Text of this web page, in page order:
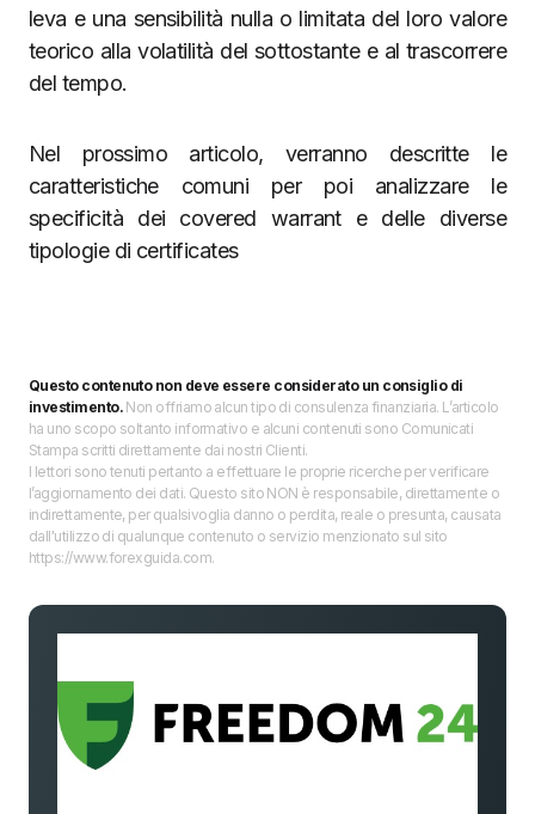
leva e una sensibilità nulla o limitata del loro valore
teorico alla volatilità del sottostante e al trascorrere
del tempo.
Nel prossimo articolo, verranno descritte le
caratteristiche comuni per poi analizzare le
specificità dei covered warrant e delle diverse
tipologie di certificates
Questo contenuto non deve essere considerato un consiglio di
investimento.Non offriamo alcun tipo di consulenza finanziaria. L’articolo
ha uno scopo soltanto informativo e alcuni contenuti sono Comunicati
Stampa scritti direttamente dai nostri Clienti.
I lettori sono tenuti pertanto a effettuare le proprie ricerche per verificare
l’aggiornamento dei dati. Questo sito NON è responsabile, direttamente o
indirettamente, per qualsivoglia danno o perdita, reale o presunta, causata
dall'utilizzo di qualunque contenuto o servizio menzionato sul sito
https://www.forexguida.com.